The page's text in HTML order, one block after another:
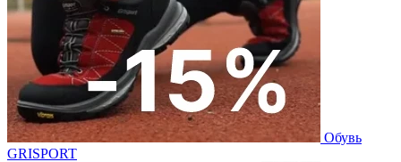
Обувь
GRISPORT